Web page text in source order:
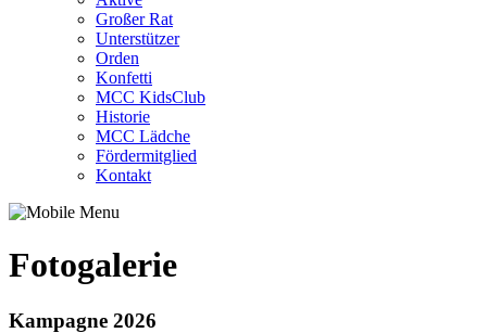
Großer Rat
Unterstützer
Orden
Konfetti
MCC KidsClub
Historie
MCC Lädche
Fördermitglied
Kontakt
Fotogalerie
Kampagne 2026